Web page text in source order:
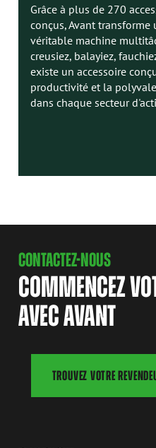
Grâce à plus de 270
conçus, Avant
véritable machine
creusiez, balayiez,
existe un accessoire
productivité et la
dans chaque secteur
CONTACTEZ-NOUS
COMMENCEZ
AVEC AVANT
TROUVEZ VOTRE